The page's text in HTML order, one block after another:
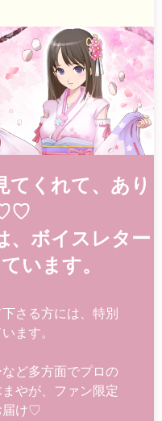
くれて、あり
、ボイスレター
います。
さる方には、特別
ます。
ど多方面でプロの
やが、ファン限定
届け♡